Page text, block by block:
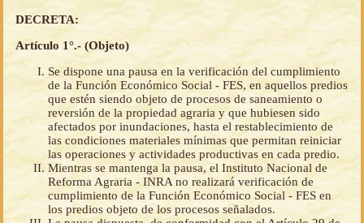
DECRETA:
Artículo 1°.- (Objeto)
Se dispone una pausa en la verificación del cumplimiento
de la Función Económico Social - FES, en aquellos predios
que estén siendo objeto de procesos de saneamiento o
reversión de la propiedad agraria y que hubiesen sido
afectados por inundaciones, hasta el restablecimiento de
las condiciones materiales mínimas que permitan reiniciar
las operaciones y actividades productivas en cada predio.
Mientras se mantenga la pausa, el Instituto Nacional de
Reforma Agraria - INRA no realizará verificación de
cumplimiento de la Función Económico Social - FES en
los predios objeto de los procesos señalados.